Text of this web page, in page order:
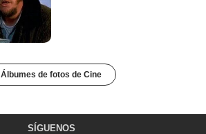
Álbumes de fotos de Cine
SÍGUENOS